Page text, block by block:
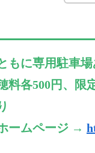
もに専用駐車場
料各500円、限
ームページ →